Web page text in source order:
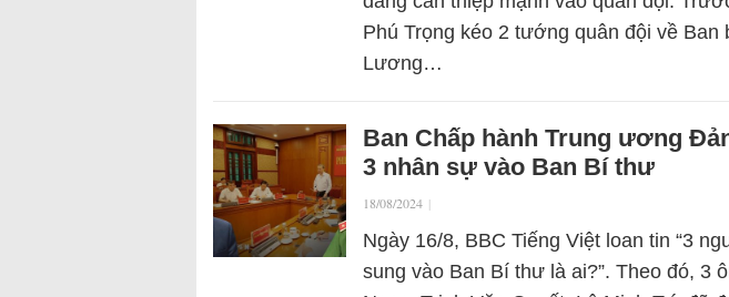
Phú Trọng kéo 2 tướng quân đội về Ban
Lương…
Ban Chấp hành Trung ương
3 nhân sự vào Ban Bí thư
18/08/2024 |
Ngày 16/8, BBC Tiếng Việt loan tin “3
sung vào Ban Bí thư là ai?”. Theo đó, 3